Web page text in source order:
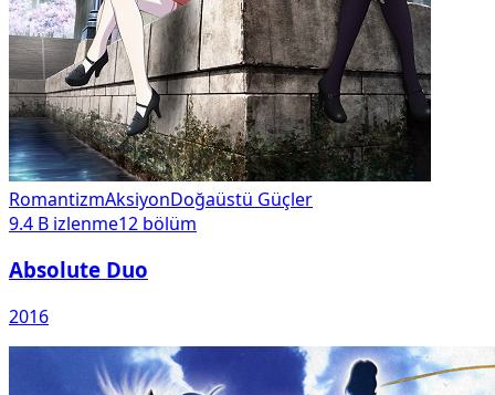
RomantizmAksiyonDoğaüstü Güçler
9.4 B izlenme12 bölüm
Absolute Duo
2016